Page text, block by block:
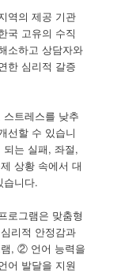
역의 제공 기관
국 고유의 수직
소하고 상담자와
한 심리적 갈증
트레스를 낮추
선할 수 있습니
는 실패, 좌절,
상황 속에서 대
습니다.
로그램은 맞춤형
리적 안정감과
, ② 언어 능력을
어 발달을 지원